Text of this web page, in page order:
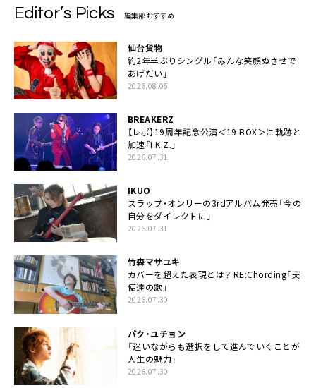
Editor’s Picks 編集部おすすめ
仙台貨物
約2年半ぶりシングル「みんな笑顔ぬさせで
あげだい」
2026.08.05
BREAKERZ
【レポ】19周年記念公演＜19 BOX＞に軌跡と
加速「I.K.Z.」
2026.07.31
IKUO
スラップ・オンリーの3rdアルバム発売「今の
自分をダイレクトに」
2026.07.31
竹森マサユキ
カバーを超えた表現とは？ RE:Chording「天
使達の歌」
2026.07.30
パク・ユチョン
「迷いながらも選択をして進んでいくことが
人生の魅力」
2026.07.30